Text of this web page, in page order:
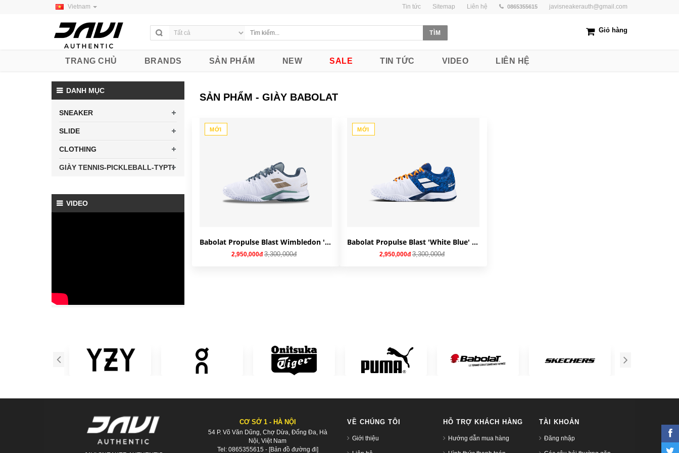
Vietnam Tin tức Sitemap Liên hệ 0865355615 javisneakerauth@gmail.com
Giỏ hàng
TRANG CHỦ BRANDS SẢN PHẨM NEW SALE TIN TỨC VIDEO LIÊN HỆ
SẢN PHẨM - GIÀY BABOLAT
MỚI
Babolat Propulse Blast Wimbledon 'White Green' 30S22867-1071
2,950,000đ 3,300,000đ
MỚI
Babolat Propulse Blast 'White Blue' 30S22442-1069
2,950,000đ 3,300,000đ
DANH MỤC
SNEAKER
SLIDE
CLOTHING
GIÀY TENNIS-PICKLEBALL-TYPTI
VIDEO
CƠ SỞ 1 - HÀ NỘI
54 P. Võ Văn Dũng, Chợ Dừa, Đống Đa, Hà
Nội, Việt Nam
Tel: 0865355615 - [Bản đồ đường đi]
VỀ CHÚNG TÔI
Giới thiệu
HỖ TRỢ KHÁCH HÀNG
Hướng dẫn mua hàng
TÀI KHOẢN
Đăng nhập